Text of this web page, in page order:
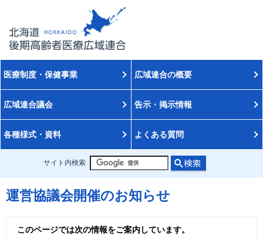
医療制度・保健事業 広域連合の概要
広域連合議会 告示・掲示情報
各種様式・資料 よくある質問
サイト内検索
運営協議会開催のお知らせ
このページでは次の情報をご案内しています。